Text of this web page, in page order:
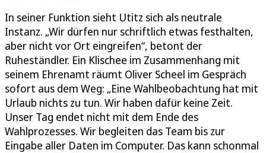
In seiner Funktion sieht Utitz sich als neutrale
Instanz. „Wir dürfen nur schriftlich etwas festhalten,
aber nicht vor Ort eingreifen“, betont der
Ruheständler. Ein Klischee im Zusammenhang mit
seinem Ehrenamt räumt Oliver Scheel im Gespräch
sofort aus dem Weg: „Eine Wahlbeobachtung hat mit
Urlaub nichts zu tun. Wir haben dafür keine Zeit.
Unser Tag endet nicht mit dem Ende des
Wahlprozesses. Wir begleiten das Team bis zur
Eingabe aller Daten im Computer. Das kann schonmal